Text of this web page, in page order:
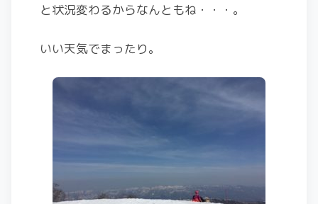
と状況変わるからなんともね・・・。
いい天気でまったり。